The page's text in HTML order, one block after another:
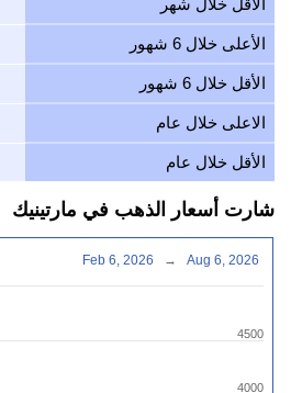
الأقل خلال شهر
الأعلى خلال 6 شهور
الأقل خلال 6 شهور
الاعلى خلال عام
الأقل خلال عام
شارت أسعار الذهب في مارتينيك
4000
4500
Feb 6, 2026 → Aug 6, 2026